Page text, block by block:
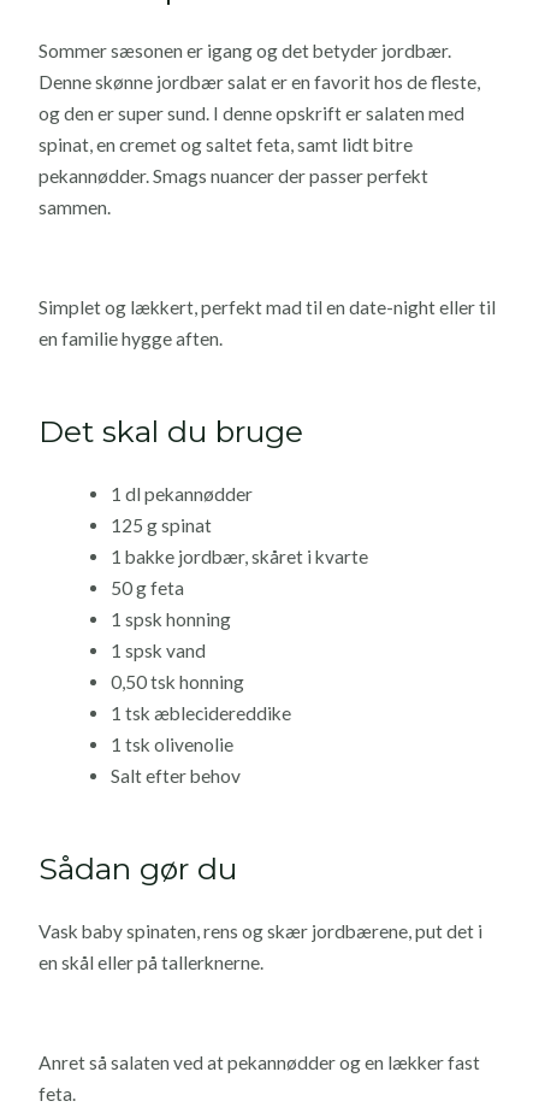
Sommer sæsonen er igang og det betyder jordbær.
Denne skønne jordbær salat er en favorit hos de fleste,
og den er super sund. I denne opskrift er salaten med
spinat, en cremet og saltet feta, samt lidt bitre
pekannødder. Smags nuancer der passer perfekt
sammen.
Simplet og lækkert, perfekt mad til en date-night eller til
en familie hygge aften.
Det skal du bruge
1 dl pekannødder
125 g spinat
1 bakke jordbær, skåret i kvarte
50 g feta
1 spsk honning
1 spsk vand
0,50 tsk honning
1 tsk æblecidereddike
1 tsk olivenolie
Salt efter behov
Sådan gør du
Vask baby spinaten, rens og skær jordbærene, put det i
en skål eller på tallerknerne.
Anret så salaten ved at pekannødder og en lækker fast
feta.